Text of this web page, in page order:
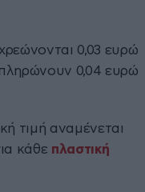
0,03 ευρώ
0,04 ευρώ
τιμή αναμένεται
κάθε πλαστική